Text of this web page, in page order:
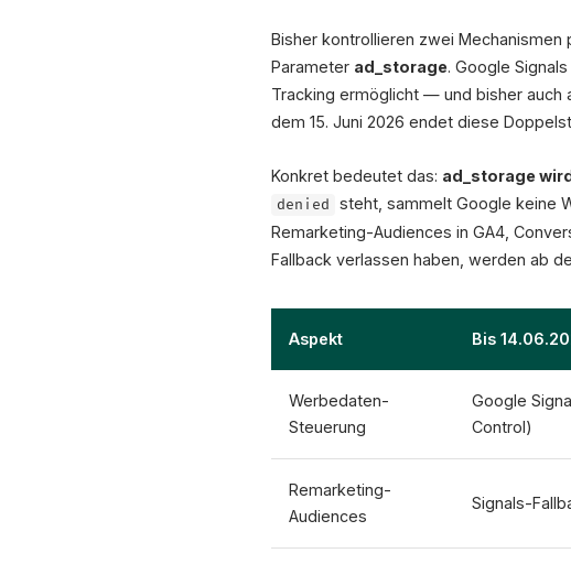
Bisher kontrollieren zwei
Parameter ad_storage. Google
Tracking ermöglicht — und bisher auch
dem 15. Juni 2026 endet diese
Konkret bedeutet das: ad_storage
denied
steht, sammelt Google keine
Remarketing-Audiences in GA4,
Fallback verlassen haben, werden ab
Aspekt Bis
Werbedaten-
Steuerung
Google
Control)
Remarketing-
Audiences
Signals-